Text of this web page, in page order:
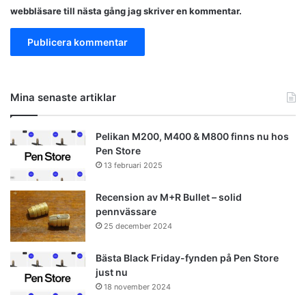
webbläsare till nästa gång jag skriver en kommentar.
Mina senaste artiklar
Pelikan M200, M400 & M800 finns nu hos
Pen Store
13 februari 2025
Recension av M+R Bullet – solid
pennvässare
25 december 2024
Bästa Black Friday-fynden på Pen Store
just nu
18 november 2024